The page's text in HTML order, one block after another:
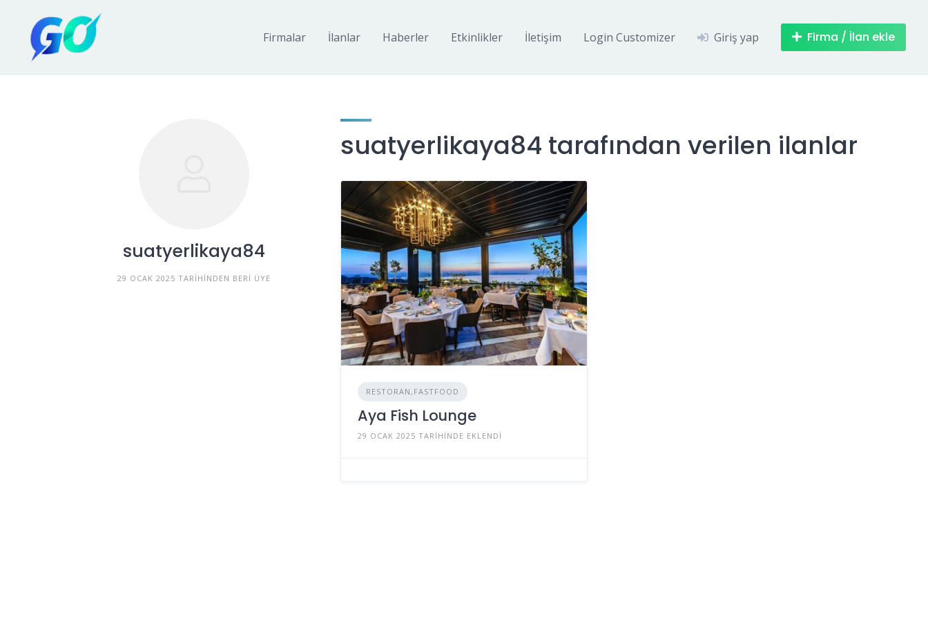
Firmalar İlanlar Haberler Etkinlikler İletişim Login Customizer Giriş yap Firma / İlan ekle
suatyerlikaya84
29 OCAK 2025 TARIHINDEN BERI ÜYE
suatyerlikaya84 tarafından verilen ilanlar
RESTORAN,FASTFOOD
Aya Fish Lounge
29 OCAK 2025 TARIHINDE EKLENDI